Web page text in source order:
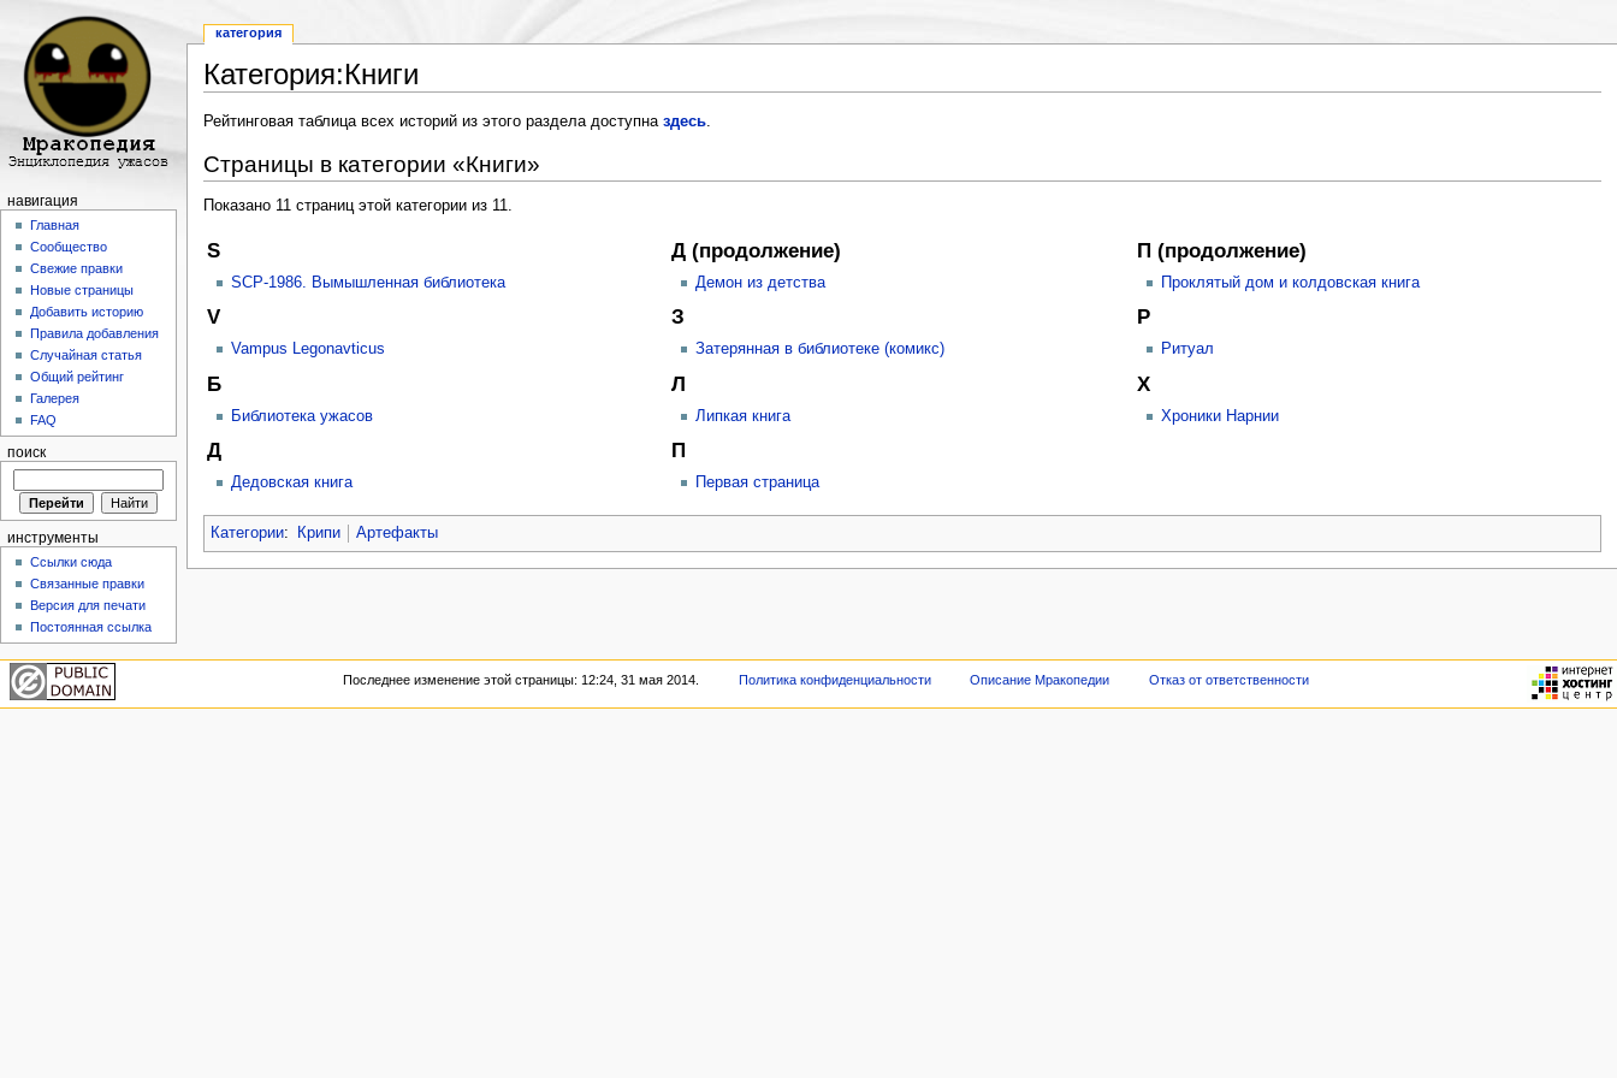
Категория:Книги
Рейтинговая таблица всех историй из этого раздела доступна здесь.
Страницы в категории «Книги»
Показано 11 страниц этой категории из 11.
S
SCP-1986. Вымышленная библиотека
V
Vampus Legonavticus
Б
Библиотека ужасов
Д
Дедовская книга
Д (продолжение)
Демон из детства
З
Затерянная в библиотеке (комикс)
Л
Липкая книга
П
Первая страница
П (продолжение)
Проклятый дом и колдовская книга
Р
Ритуал
Х
Хроники Нарнии
Категории: Крипи Артефакты
категория
навигация
Главная
Сообщество
Свежие правки
Новые страницы
Добавить историю
Правила добавления
Случайная статья
Общий рейтинг
Галерея
FAQ
поиск
инструменты
Ссылки сюда
Связанные правки
Версия для печати
Постоянная ссылка
Последнее изменение этой страницы: 12:24, 31 мая 2014. Политика конфиденциальности Описание Мракопедии Отказ от ответственности